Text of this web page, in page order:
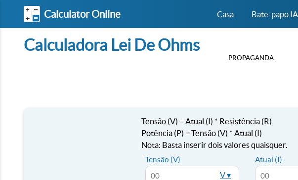
Calculator Online Casa Bate-papo IA
Calculadora Lei De Ohms
PROPAGANDA
Tensão (V) = Atual (I) * Resistência (R)
Potência (P) = Tensão (V) * Atual (I)
Nota: Basta inserir dois valores quaisquer.
Tensão (V):
V ▾
Atual (I):